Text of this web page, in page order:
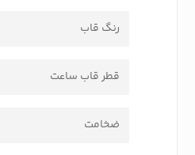
رنگ قاب
قطر قاب ساعت
ضخامت